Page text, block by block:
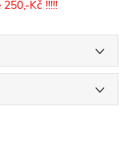
Kč !!!!!